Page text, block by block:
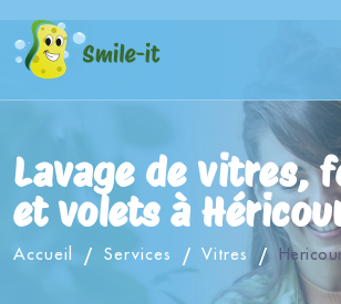
Lavage de vitres,
et volets à
Accueil Services Vitres